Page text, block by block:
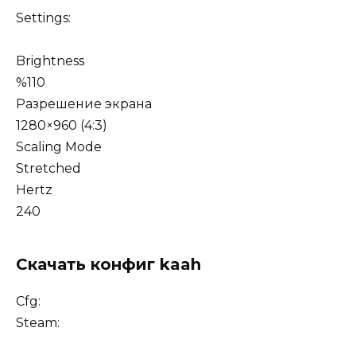
Settings:
Brightness
%110
Разрешение экрана
1280×960 (4:3)
Scaling Mode
Stretched
Hertz
240
Скачать конфиг kaah
Cfg:
Steam: